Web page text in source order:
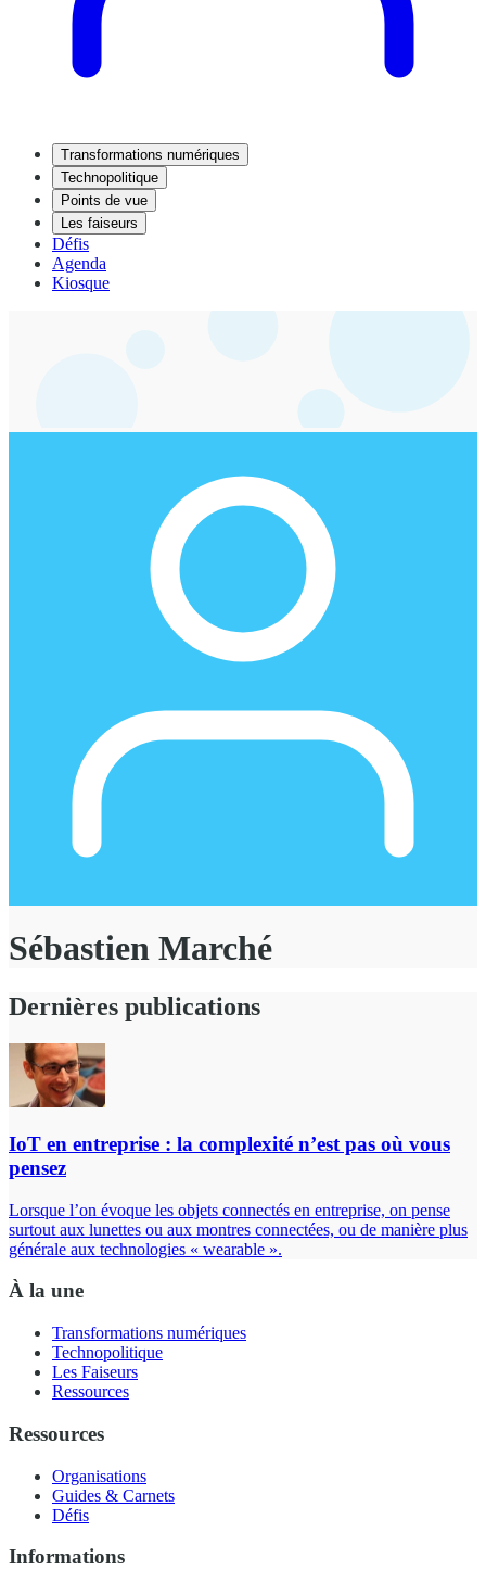
Transformations numériques
Technopolitique
Points de vue
Les faiseurs
Défis
Agenda
Kiosque
Sébastien Marché
Dernières publications
IoT en entreprise : la complexité n’est pas où vous
pensez
Lorsque l’on évoque les objets connectés en entreprise, on pense
surtout aux lunettes ou aux montres connectées, ou de manière plus
générale aux technologies « wearable ».
À la une
Transformations numériques
Technopolitique
Les Faiseurs
Ressources
Ressources
Organisations
Guides & Carnets
Défis
Informations